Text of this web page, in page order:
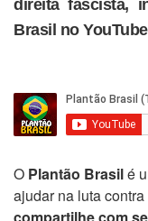
direita fascista,
Brasil no
O Plantão Brasilé
ajudar na luta